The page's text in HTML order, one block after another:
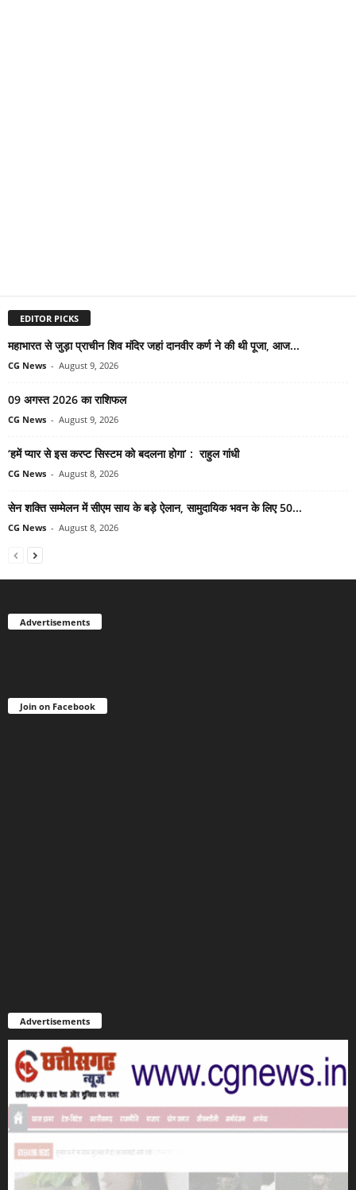
EDITOR PICKS
महाभारत से जुड़ा प्राचीन शिव मंदिर जहां दानवीर कर्ण ने की थी पूजा, आज...
CG News - August 9, 2026
09 अगस्त 2026 का राशिफल
CG News - August 9, 2026
‘हमें प्यार से इस करप्ट सिस्टम को बदलना होगा’ : राहुल गांधी
CG News - August 8, 2026
सेन शक्ति सम्मेलन में सीएम साय के बड़े ऐलान, सामुदायिक भवन के लिए 50...
CG News - August 8, 2026
Advertisements
Join on Facebook
Advertisements